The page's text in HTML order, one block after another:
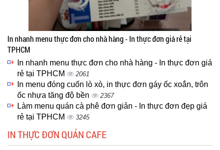
In nhanh menu thực đơn cho nhà hàng - In thực đơn giá rẻ tại
TPHCM
In nhanh menu thực đơn cho nhà hàng - In thực đơn giá
rẻ tại TPHCM
2061
In menu đóng cuốn lò xò, in thực đơn gáy ốc xoắn, trôn
ốc nhựa tăng độ bền
2367
Làm menu quán cà phê đơn giản - In thực đơn đẹp giá
rẻ tại TPHCM
3245
IN THỰC ĐƠN QUÁN CAFE